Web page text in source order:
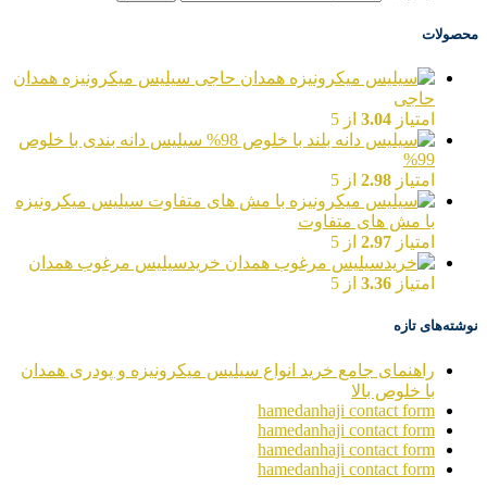
محصولات
سیلیس میکرونیزه همدان
حاجی
امتیاز 3.04 از 5
سیلیس دانه بندی با خلوص
99%
امتیاز 2.98 از 5
سیلیس میکرونیزه
با مش های متفاوت
امتیاز 2.97 از 5
خریدسیلیس مرغوب همدان
امتیاز 3.36 از 5
نوشته‌های تازه
راهنمای جامع خرید انواع سیلیس میکرونیزه و پودری همدان
با خلوص بالا
hamedanhaji contact form
hamedanhaji contact form
hamedanhaji contact form
hamedanhaji contact form